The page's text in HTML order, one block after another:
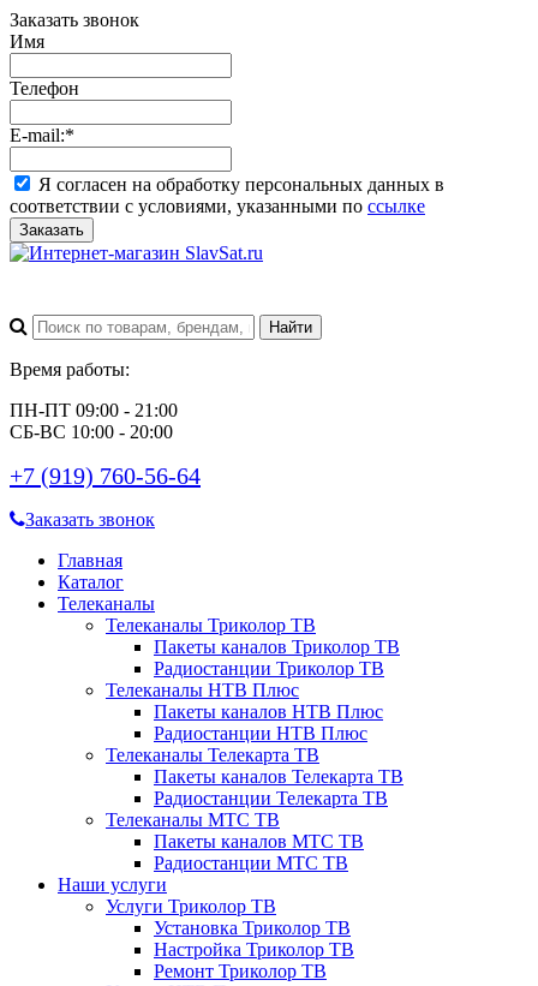
Заказать звонок
Имя
Телефон
E-mail:*
Я согласен на обработку персональных данных в
соответствии с условиями, указанными по ссылке
Заказать
Время работы:
ПН-ПТ 09:00 - 21:00
СБ-ВС 10:00 - 20:00
+7 (919) 760-56-64
Заказать звонок
Главная
Каталог
Телеканалы
Телеканалы Триколор ТВ
Пакеты каналов Триколор ТВ
Радиостанции Триколор ТВ
Телеканалы НТВ Плюс
Пакеты каналов НТВ Плюс
Радиостанции НТВ Плюс
Телеканалы Телекарта ТВ
Пакеты каналов Телекарта ТВ
Радиостанции Телекарта ТВ
Телеканалы МТС ТВ
Пакеты каналов МТС ТВ
Радиостанции МТС ТВ
Наши услуги
Услуги Триколор ТВ
Установка Триколор ТВ
Настройка Триколор ТВ
Ремонт Триколор ТВ